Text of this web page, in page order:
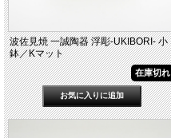
波佐見焼 一誠陶器 浮彫-UKIBORI- 小
鉢／Kマット
在庫切れ